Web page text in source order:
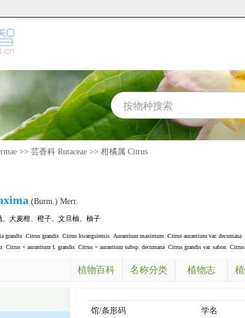
>> 芸香科 Rutaceae >> 柑橘属 Citrus
(Burm.) Merr.
、 大麦柑、 橙子、 文旦柚、 柚子
grandis Citrus grandis Citrus kwangsiensis Aurantium maximum Citrus aurantium var. decumana
Citrus × aurantium f. grandis Citrus × aurantium subsp. decumana Citrus grandis var. sabon
植物百科 名称分类 植物志
馆/条形码 学名